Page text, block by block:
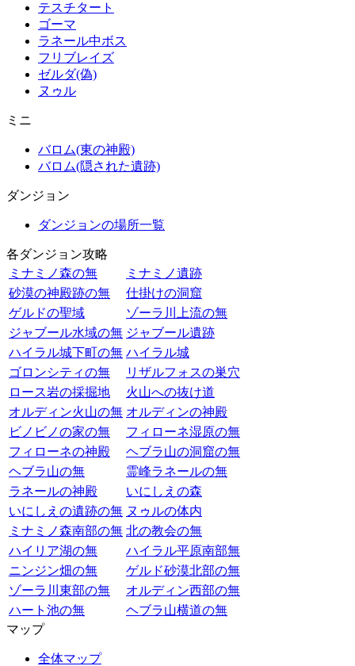
テスチタート
ゴーマ
ラネール中ボス
フリブレイズ
ゼルダ(偽)
ヌゥル
ミニ
バロム(東の神殿)
バロム(隠された遺跡)
ダンジョン
ダンジョンの場所一覧
各ダンジョン攻略
ミナミノ森の無
ミナミノ遺跡
砂漠の神殿跡の無
仕掛けの洞窟
ゲルドの聖域
ゾーラ川上流の無
ジャブール水域の無 ジャブール遺跡
ハイラル城下町の無 ハイラル城
ゴロンシティの無
リザルフォスの巣穴
ロース岩の採掘地
火山への抜け道
オルディン火山の無 オルディンの神殿
ビノビノの家の無
フィローネ湿原の無
フィローネの神殿
ヘブラ山の洞窟の無
ヘブラ山の無
霊峰ラネールの無
ラネールの神殿
いにしえの森
いにしえの遺跡の無 ヌゥルの体内
ミナミノ森南部の無 北の教会の無
ハイリア湖の無
ハイラル平原南部無
ニンジン畑の無
ゲルド砂漠北部の無
ゾーラ川東部の無
オルディン西部の無
ハート池の無
ヘブラ山横道の無
マップ
全体マップ